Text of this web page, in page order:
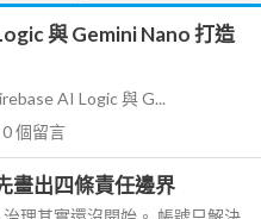
與 Gemini Nano 打造
AI Logic 與 G...
0個留言
畫出四條責任邊界